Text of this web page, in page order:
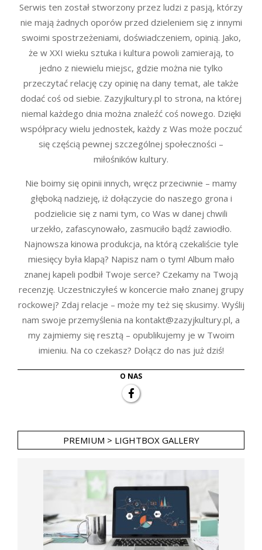
Serwis ten został stworzony przez ludzi z pasją, którzy
nie mają żadnych oporów przed dzieleniem się z innymi
swoimi spostrzeżeniami, doświadczeniem, opinią. Jako,
że w XXI wieku sztuka i kultura powoli zamierają, to
jedno z niewielu miejsc, gdzie można nie tylko
przeczytać relację czy opinię na dany temat, ale także
dodać coś od siebie. Zazyjkultury.pl to strona, na której
niemal każdego dnia można znaleźć coś nowego. Dzięki
współpracy wielu jednostek, każdy z Was może poczuć
się częścią pewnej szczególnej społeczności –
miłośników kultury.
Nie boimy się opinii innych, wręcz przeciwnie – mamy
głęboką nadzieję, iż dołączycie do naszego grona i
podzielicie się z nami tym, co Was w danej chwili
urzekło, zafascynowało, zasmuciło bądź zawiodło.
Najnowsza kinowa produkcja, na którą czekaliście tyle
miesięcy była klapą? Napisz nam o tym! Album mało
znanej kapeli podbił Twoje serce? Czekamy na Twoją
recenzję. Uczestniczyłeś w koncercie mało znanej grupy
rockowej? Zdaj relacje – może my też się skusimy. Wyślij
nam swoje przemyślenia na kontakt@zazyjkultury.pl, a
my zajmiemy się resztą – opublikujemy je w Twoim
imieniu. Na co czekasz? Dołącz do nas już dziś!
O NAS
PREMIUM > LIGHTBOX GALLERY